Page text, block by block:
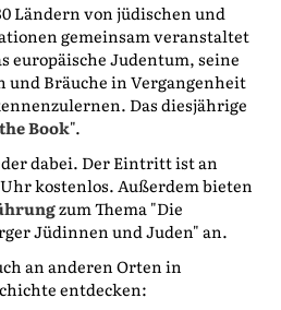
Ländern von jüdischen und
gemeinsam veranstaltet
europäische Judentum, seine
Bräuche in Vergangenheit
Das diesjährige
Book".
dabei. Der Eintritt ist an
Uhr kostenlos. Außerdem bieten
zum Thema "Die
Jüdinnen und Juden" an.
an anderen Orten in
entdecken: